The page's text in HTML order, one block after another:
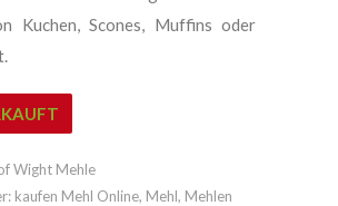
Kuchen, Scones, Muffins oder
Wight Mehle
kaufen Mehl Online, Mehl, Mehlen